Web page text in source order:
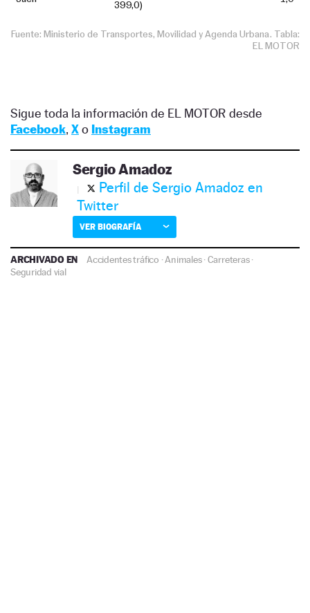
Sigue toda la información de EL MOTOR desde
Facebook, Xo Instagram
Sergio Amadoz
Perfil de Sergio Amadoz en
Twitter
VER BIOGRAFÍA
ARCHIVADO EN Accidentes tráfico ·Animales·Carreteras·
Seguridad vial